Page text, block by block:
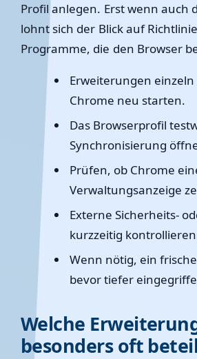
Profil anlegen. Erst wenn auch
lohnt sich der Blick auf
Programme, die den Browser
Erweiterungen
Chrome neu starten.
Das Browserprofil
Synchronisierung
Prüfen, ob Chrome
Verwaltungsanzeige
Externe Sicherheits-
kurzzeitig
Wenn nötig, ein
bevor tiefer
Welche
besonders oft